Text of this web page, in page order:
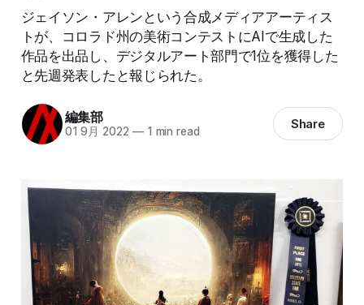
ジェイソン・アレンという合成メディアアーティス
トが、コロラド州の美術コンテストにAIで生成した
作品を出品し、デジタルアート部門で1位を獲得した
と先週発表したと報じられた。
編集部
01 9月 2022 —1 min read Share